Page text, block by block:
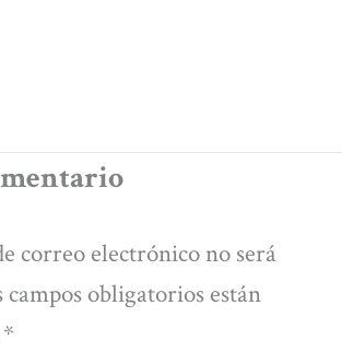
correo electrónico no será
campos obligatorios están
*